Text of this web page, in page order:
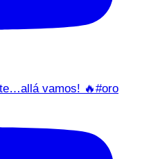
vamos! 🔥#oro